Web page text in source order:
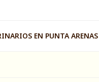
EN PUNTA ARENAS